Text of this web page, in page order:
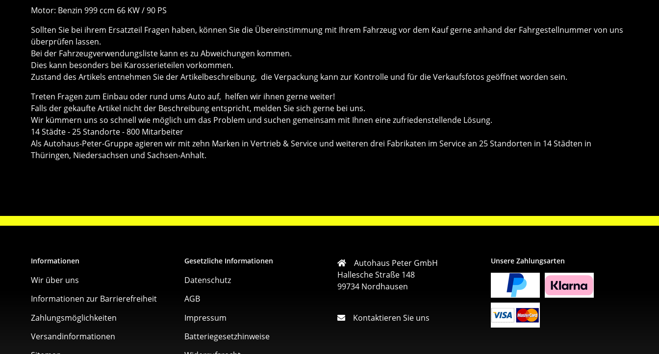
Motor: Benzin 999 ccm 66 KW / 90 PS
Sollten Sie bei ihrem Ersatzteil Fragen haben, können Sie die Übereinstimmung mit Ihrem Fahrzeug vor dem Kauf gerne anhand der Fahrgestellnummer von uns
überprüfen lassen.
Bei der Fahrzeugverwendungsliste kann es zu Abweichungen kommen.
Dies kann besonders bei Karosserieteilen vorkommen.
Zustand des Artikels entnehmen Sie der Artikelbeschreibung, die Verpackung kann zur Kontrolle und für die Verkaufsfotos geöffnet worden sein.
Treten Fragen zum Einbau oder rund ums Auto auf, helfen wir ihnen gerne weiter!
Falls der gekaufte Artikel nicht der Beschreibung entspricht, melden Sie sich gerne bei uns.
Wir kümmern uns so schnell wie möglich um das Problem und suchen gemeinsam mit Ihnen eine zufriedenstellende Lösung.
14 Städte - 25 Standorte - 800 Mitarbeiter
Als Autohaus-Peter-Gruppe agieren wir mit zehn Marken in Vertrieb & Service und weiteren drei Fabrikaten im Service an 25 Standorten in 14 Städten in
Thüringen, Niedersachsen und Sachsen-Anhalt.
Informationen
Wir über uns
Informationen zur Barrierefreiheit
Zahlungsmöglichkeiten
Versandinformationen
Gesetzliche Informationen
Datenschutz
AGB
Impressum
Batteriegesetzhinweise
Autohaus Peter GmbH
Hallesche Straße 148
99734 Nordhausen
Kontaktieren Sie uns
Unsere Zahlungsarten